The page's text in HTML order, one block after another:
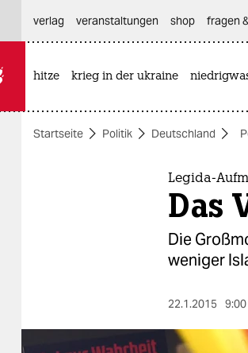
themen
verlag
veranstaltungen shop fragen
hitze krieg in der ukraine
Startseite Politik Deutschland
Legida-
Das
Die
weniger
22.1.2015